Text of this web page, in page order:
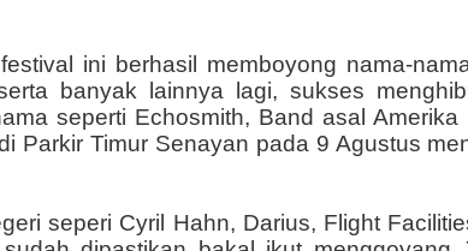
ini berhasil memboyong nama-
banyak lainnya lagi, sukses
seperti Echosmith, Band asal Amerika
Parkir Timur Senayan pada 9 Agustus
seperi Cyril Hahn, Darius, Flight